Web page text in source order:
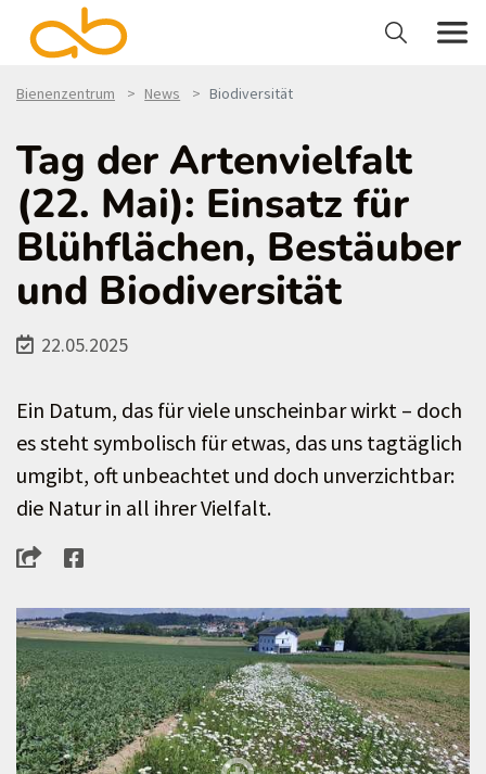
Bienenzentrum News Biodiversität
Tag der Artenvielfalt
(22. Mai): Einsatz für
Blühflächen, Bestäuber
und Biodiversität
22.05.2025
Ein Datum, das für viele unscheinbar wirkt – doch
es steht symbolisch für etwas, das uns tagtäglich
umgibt, oft unbeachtet und doch unverzichtbar:
die Natur in all ihrer Vielfalt.